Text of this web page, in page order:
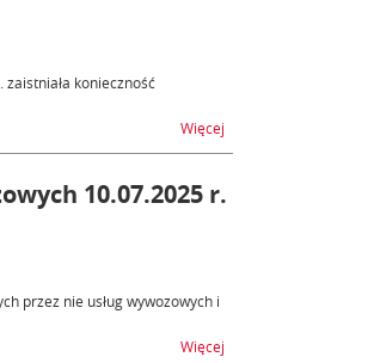
konieczność
Więcej
10.07.2025 r.
przez nie usług wywozowych i
Więcej